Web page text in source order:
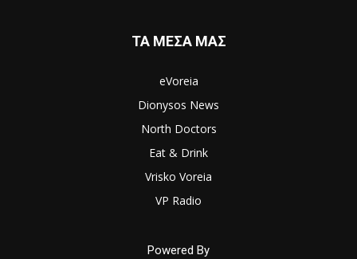
ΤΑ ΜΕΣΑ ΜΑΣ
eVoreia
Dionysos News
North Doctors
Eat & Drink
Vrisko Voreia
VP Radio
Powered By